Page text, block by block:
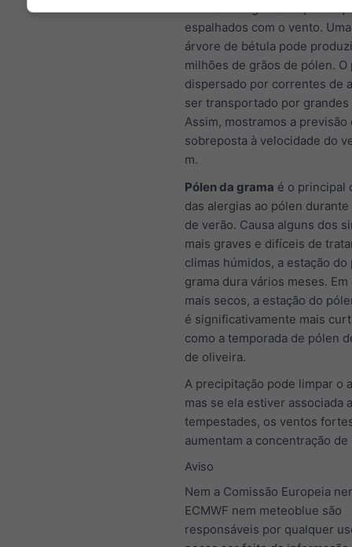
minúsculos grãos de pólen
espalhados com o vento.
árvore de bétula pode
milhões de grãos de pólen. O
dispersado por correntes de
ser transportado por grandes
Assim, mostramos a previsão
sobreposta à velocidade do
m.
Pólen da grama é o principal
das alergias ao pólen
de verão. Causa alguns dos
mais graves e difíceis de
climas húmidos, a estação do
grama dura vários meses. Em
mais secos, a estação do
é significativamente mais
como a temporada de pólen
de oliveira.
A precipitação pode limpar o
mas se ela estiver associada a
tempestades, os ventos
aumentam a concentração de
Aviso
Nem a Comissão Europeia
ECMWF nem meteoblue são
responsáveis por qualquer